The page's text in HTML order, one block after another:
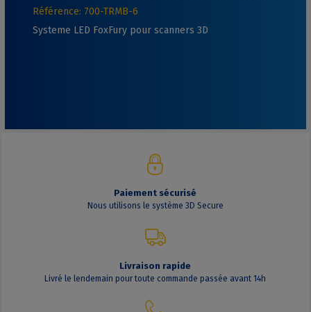
SCANNERS 3D
Référence: 700-TRMB-6
Systeme LED FoxFury pour scanners 3D
Paiement sécurisé
Nous utilisons le système 3D Secure
Livraison rapide
Livré le lendemain pour toute commande passée avant 14h